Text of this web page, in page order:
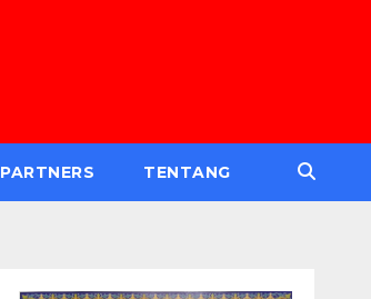
PARTNERS TENTANG